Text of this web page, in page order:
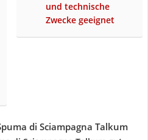
und technische
Zwecke geeignet
di Sciampagna Talkum